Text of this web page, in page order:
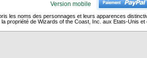
Version mobile
les noms des personnages et leurs apparences
propriété de Wizards of the Coast, Inc. aux Etats-Unis